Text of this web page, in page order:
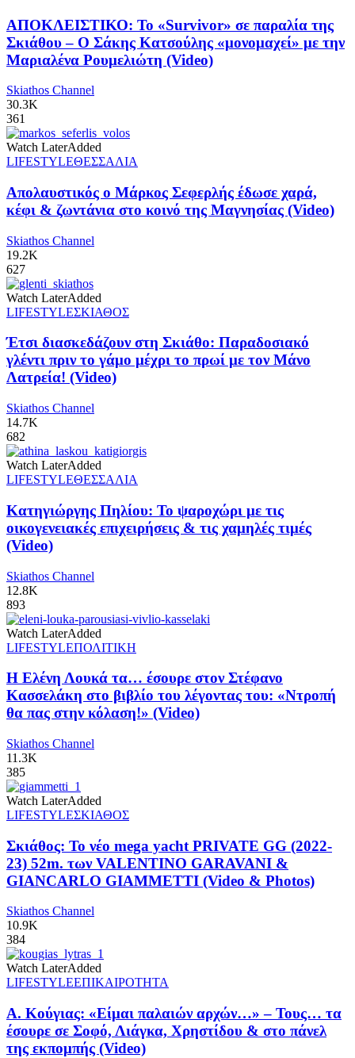
ΑΠΟΚΛΕΙΣΤΙΚΟ: Το «Survivor» σε παραλία της
Σκιάθου – Ο Σάκης Κατσούλης «μονομαχεί» με την
Μαριαλένα Ρουμελιώτη (Video)
Skiathos Channel
30.3K
361
Watch LaterAdded
LIFESTYLEΘΕΣΣΑΛΙΑ
Απολαυστικός ο Μάρκος Σεφερλής έδωσε χαρά,
κέφι & ζωντάνια στο κοινό της Μαγνησίας (Video)
Skiathos Channel
19.2K
627
Watch LaterAdded
LIFESTYLEΣΚΙΑΘΟΣ
Έτσι διασκεδάζουν στη Σκιάθο: Παραδοσιακό
γλέντι πριν το γάμο μέχρι το πρωί με τον Μάνο
Λατρεία! (Video)
Skiathos Channel
14.7K
682
Watch LaterAdded
LIFESTYLEΘΕΣΣΑΛΙΑ
Κατηγιώργης Πηλίου: Το ψαροχώρι με τις
οικογενειακές επιχειρήσεις & τις χαμηλές τιμές
(Video)
Skiathos Channel
12.8K
893
Watch LaterAdded
LIFESTYLEΠΟΛΙΤΙΚΗ
Η Ελένη Λουκά τα… έσουρε στον Στέφανο
Κασσελάκη στο βιβλίο του λέγοντας του: «Ντροπή
θα πας στην κόλαση!» (Video)
Skiathos Channel
11.3K
385
Watch LaterAdded
LIFESTYLEΣΚΙΑΘΟΣ
Σκιάθος: Το νέο mega yacht PRIVATE GG (2022-
23) 52m. των VALENTINO GARAVANI &
GIANCARLO GIAMMETTI (Video & Photos)
Skiathos Channel
10.9K
384
Watch LaterAdded
LIFESTYLEΕΠΙΚΑΙΡΟΤΗΤΑ
Α. Κούγιας: «Είμαι παλαιών αρχών…» – Τους… τα
έσουρε σε Σοφό, Λιάγκα, Χρηστίδου & στο πάνελ
της εκπομπής (Video)